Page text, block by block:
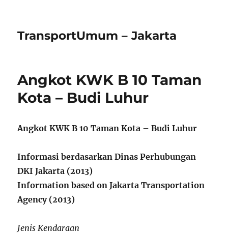
TransportUmum – Jakarta
Angkot KWK B 10 Taman
Kota – Budi Luhur
Angkot KWK B 10 Taman Kota – Budi Luhur
Informasi berdasarkan Dinas Perhubungan
DKI Jakarta (2013)
Information based on Jakarta Transportation
Agency (2013)
Jenis Kendaraan